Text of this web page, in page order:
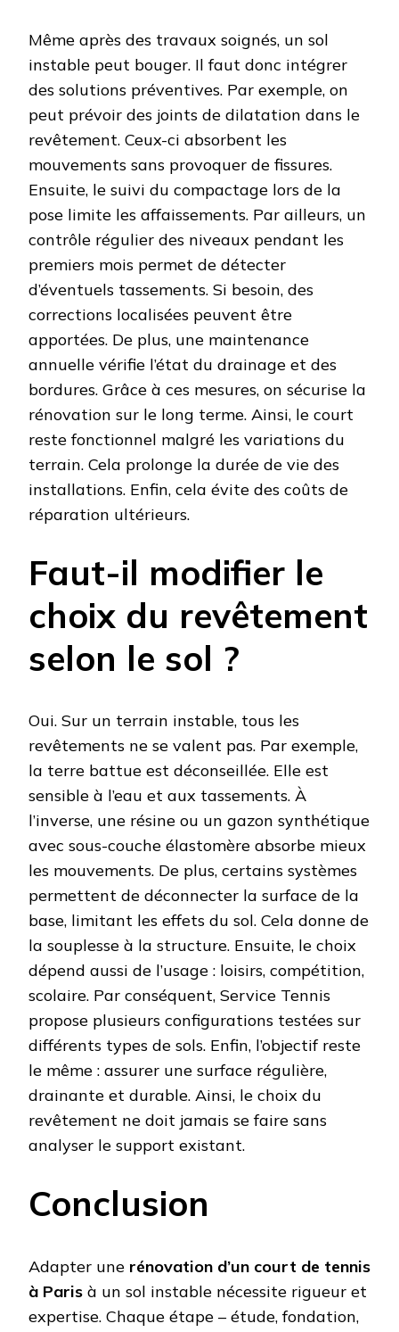
Même après des travaux soignés, un sol
instable peut bouger. Il faut donc intégrer
des solutions préventives. Par exemple, on
peut prévoir des joints de dilatation dans le
revêtement. Ceux-ci absorbent les
mouvements sans provoquer de fissures.
Ensuite, le suivi du compactage lors de la
pose limite les affaissements. Par ailleurs, un
contrôle régulier des niveaux pendant les
premiers mois permet de détecter
d’éventuels tassements. Si besoin, des
corrections localisées peuvent être
apportées. De plus, une maintenance
annuelle vérifie l’état du drainage et des
bordures. Grâce à ces mesures, on sécurise la
rénovation sur le long terme. Ainsi, le court
reste fonctionnel malgré les variations du
terrain. Cela prolonge la durée de vie des
installations. Enfin, cela évite des coûts de
réparation ultérieurs.
Faut-il modifier le
choix du revêtement
selon le sol ?
Oui. Sur un terrain instable, tous les
revêtements ne se valent pas. Par exemple,
la terre battue est déconseillée. Elle est
sensible à l’eau et aux tassements. À
l’inverse, une résine ou un gazon synthétique
avec sous-couche élastomère absorbe mieux
les mouvements. De plus, certains systèmes
permettent de déconnecter la surface de la
base, limitant les effets du sol. Cela donne de
la souplesse à la structure. Ensuite, le choix
dépend aussi de l’usage : loisirs, compétition,
scolaire. Par conséquent, Service Tennis
propose plusieurs configurations testées sur
différents types de sols. Enfin, l’objectif reste
le même : assurer une surface régulière,
drainante et durable. Ainsi, le choix du
revêtement ne doit jamais se faire sans
analyser le support existant.
Conclusion
Adapter une rénovation d’un court de tennis
à Paris à un sol instable nécessite rigueur et
expertise. Chaque étape – étude, fondation,